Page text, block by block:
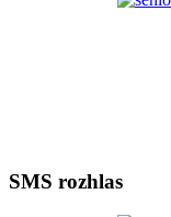
SMS rozhlas